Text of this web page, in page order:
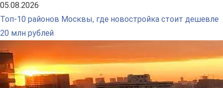
05.08.2026
Топ-10 районов Москвы, где новостройка стоит дешевле
20 млн рублей